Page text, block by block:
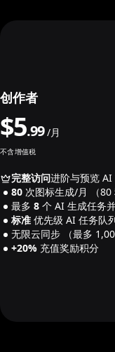
创作者
$5.99 /月
不含增值税
完整访问进阶与预览 AI
80 次图标生成/月
（
最多 8 个 AI 生成任务
标准 优先级 AI 任务队
无限云同步
（最多
+20% 充值奖励积分